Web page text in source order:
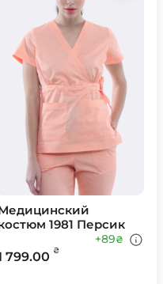
1981 Персик
799.00 ₴
+89₴